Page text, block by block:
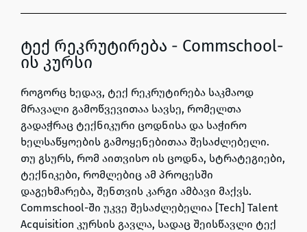
ტექ რეკრუტირება - Commschool-
ის კურსი
როგორც ხედავ, ტექ რეკრუტირება საკმაოდ
მრავალი გამოწვევითაა სავსე, რომელთა
გადაჭრაც ტექნიკური ცოდნისა და საჭირო
ხელსაწყოების გამოყენებითაა შესაძლებელი.
თუ გსურს, რომ აითვისო ის ცოდნა, სტრატეგიები,
ტექნიკები, რომლებიც ამ პროცესში
დაგეხმარება, შენთვის კარგი ამბავი მაქვს.
Commschool-ში უკვე შესაძლებელია [Tech] Talent
Acquisition კურსის გავლა, სადაც შეისწავლი ტექ